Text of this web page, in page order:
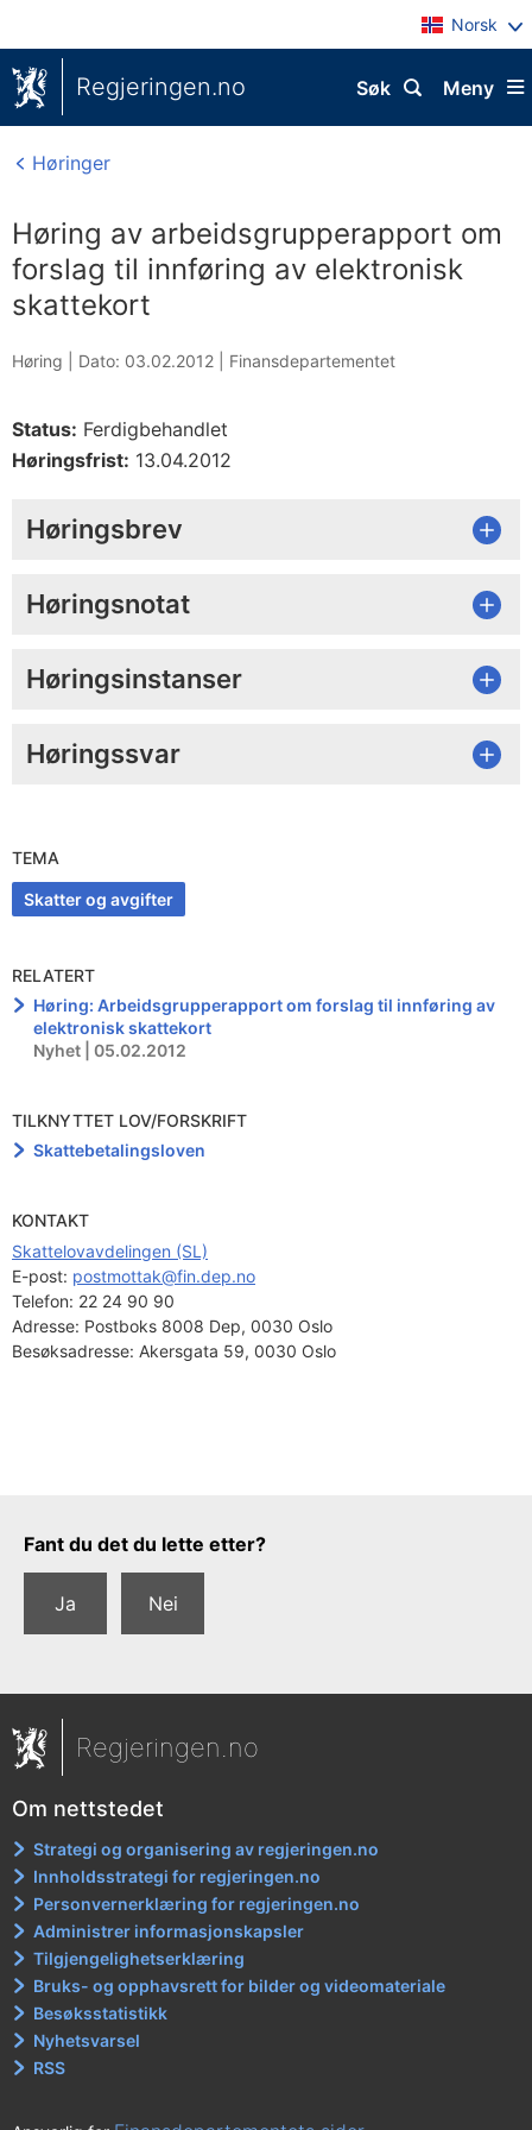
Norsk
Regjeringen.no Meny
Søk
Høringer
Høring av arbeidsgrupperapport om
forslag til innføring av elektronisk
skattekort
Høring | Dato: 03.02.2012 Finansdepartementet
Status: Ferdigbehandlet
Høringsfrist: 13.04.2012
Høringsbrev
Høringsnotat
Høringsinstanser
Høringssvar
TEMA
Skatter og avgifter
RELATERT
Høring: Arbeidsgrupperapport om forslag til innføring av
elektronisk skattekort
Nyhet | 05.02.2012
TILKNYTTET LOV/FORSKRIFT
Skattebetalingsloven
KONTAKT
Skattelovavdelingen (SL)
E-post: postmottak@fin.dep.no
Telefon: 22 24 90 90
Adresse: Postboks 8008 Dep, 0030 Oslo
Besøksadresse: Akersgata 59, 0030 Oslo
Tilbakemeldingsskjema
Fant du det du lette etter?
Ja Nei
Regjeringen.no
Om nettstedet
Strategi og organisering av regjeringen.no
Innholdsstrategi for regjeringen.no
Personvernerklæring for regjeringen.no
Administrer informasjonskapsler
Tilgjengelighetserklæring
Bruks- og opphavsrett for bilder og videomateriale
Besøksstatistikk
Nyhetsvarsel
RSS